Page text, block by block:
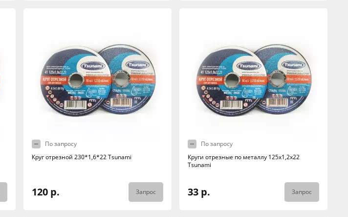
По запросу
Круг отрезной 230*1,6*22 Tsunami
120 р. Запрос
По запросу
Круги отрезные по металлу 125х1,2х22
Tsunami
33 р. Запрос